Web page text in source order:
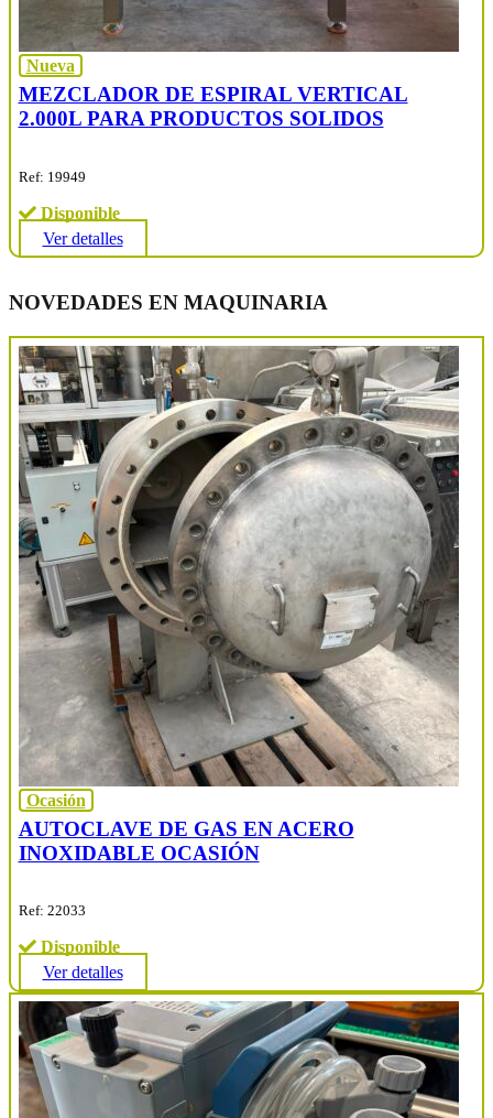
Nueva
MEZCLADOR DE ESPIRAL VERTICAL
2.000L PARA PRODUCTOS SOLIDOS
Ref: 19949
Disponible
Ver detalles
NOVEDADES EN MAQUINARIA
Ocasión
AUTOCLAVE DE GAS EN ACERO
INOXIDABLE OCASIÓN
Ref: 22033
Disponible
Ver detalles